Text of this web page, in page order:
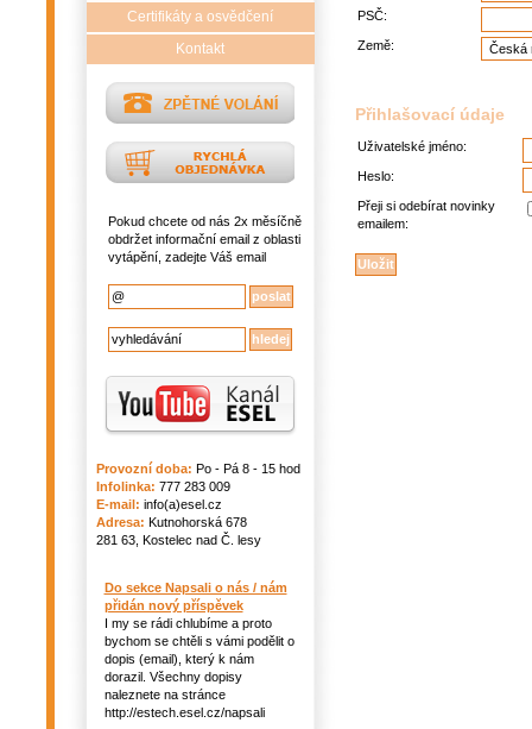
Certifikáty a osvědčení
Kontakt
Pokud chcete od nás 2x měsíčně
obdržet informační email z oblasti
vytápění, zadejte Váš email
Provozní doba: Po - Pá 8 - 15 hod
Infolinka: 777 283 009
E-mail: info(a)esel.cz
Adresa: Kutnohorská 678
281 63, Kostelec nad Č. lesy
Do sekce Napsali o nás / nám
přidán nový příspěvek
I my se rádi chlubíme a proto
bychom se chtěli s vámi podělit o
dopis (email), který k nám
dorazil. Všechny dopisy
naleznete na stránce
http://estech.esel.cz/napsali
PSČ:
Země:
Přihlašovací údaje
Uživatelské jméno:
Heslo:
Přeji si odebírat novinky
emailem: